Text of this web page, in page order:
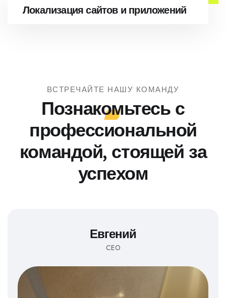
Локализация сайтов и приложений
ВСТРЕЧАЙТЕ НАШУ КОМАНДУ
Познакомьтесь с
профессиональной
командой, стоящей за
успехом
Евгений
CEO